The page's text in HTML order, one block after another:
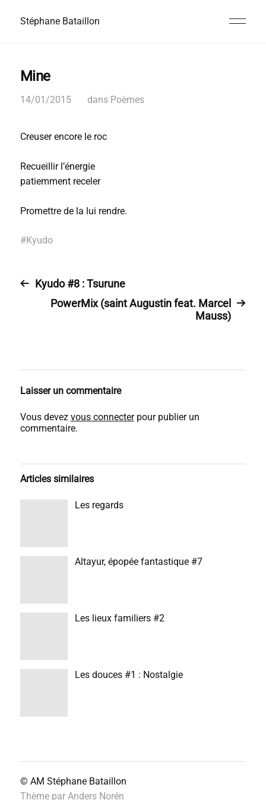
Stéphane Bataillon
Mine
14/01/2015 dans Poèmes
Creuser encore le roc
Recueillir l’énergie
patiemment receler
Promettre de la lui rendre.
#Kyudo
Kyudo #8 : Tsurune
PowerMix (saint Augustin feat. Marcel
Mauss)
Laisser un commentaire
Vous devez vous connecterpour publier un
commentaire.
Articles similaires
Les regards
Altayur, épopée fantastique #7
Les lieux familiers #2
Les douces #1 : Nostalgie
© AM Stéphane Bataillon
Thème par Anders Norén